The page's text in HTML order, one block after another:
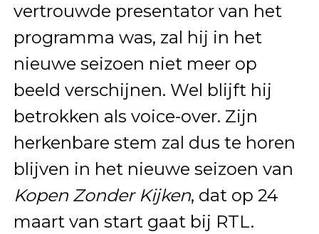
vertrouwde presentator van het
programma was, zal hij in het
nieuwe seizoen niet meer op
beeld verschijnen. Wel blijft hij
betrokken als voice-over. Zijn
herkenbare stem zal dus te horen
blijven in het nieuwe seizoen van
Kopen Zonder Kijken, dat op 24
maart van start gaat bij RTL.